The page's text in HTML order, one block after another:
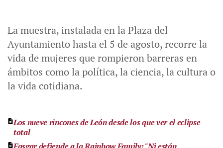
La muestra, instalada en la Plaza del
Ayuntamiento hasta el 5 de agosto, recorre la
vida de mujeres que rompieron barreras en
ámbitos como la política, la ciencia, la cultura o
la vida cotidiana.
Los nueve rincones de León desde los que ver el eclipse
total